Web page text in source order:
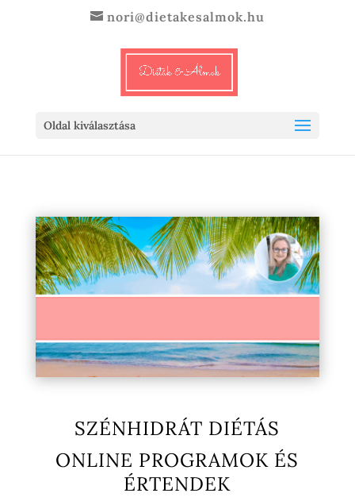
nori@dietakesalmok.hu
Oldal kiválasztása
SZÉNHIDRÁT DIÉTÁS
ONLINE PROGRAMOK ÉS
ÉRTENDEK